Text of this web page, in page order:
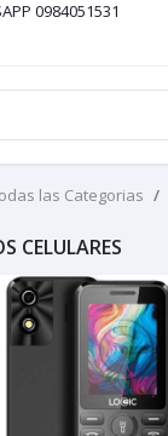
0984051531
las Categorias
CELULARES